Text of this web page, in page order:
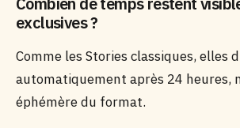
exclusives ?
Comme les Stories classiques, elles
automatiquement après 24 heures,
éphémère du format.